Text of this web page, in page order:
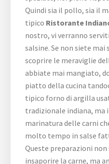
Quindi sia il pollo, sia il
tipico Ristorante
nostro, vi verranno
salsine. Se non siete
scoprire le meraviglie
abbiate mai mangiato,
piatto della cucina
tipico forno di argilla
tradizionale indiana, ma
marinatura delle carni
molto tempo in salse
Queste preparazioni
insaporire la carne, ma